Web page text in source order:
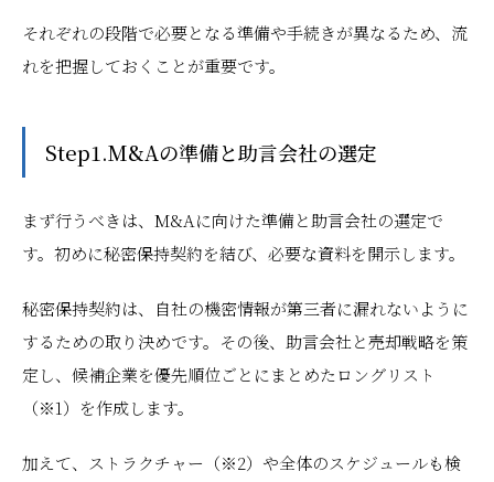
それぞれの段階で必要となる準備や手続きが異なるため、流
れを把握しておくことが重要です。
Step1.M&Aの準備と助言会社の選定
まず行うべきは、M&Aに向けた準備と助言会社の選定で
す。初めに秘密保持契約を結び、必要な資料を開示します。
秘密保持契約は、自社の機密情報が第三者に漏れないように
するための取り決めです。その後、助言会社と売却戦略を策
定し、候補企業を優先順位ごとにまとめたロングリスト
（※1）を作成します。
加えて、ストラクチャー（※2）や全体のスケジュールも検